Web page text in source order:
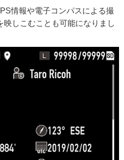
情報や電子コンパスによる撮
映しこむことも可能になりまし